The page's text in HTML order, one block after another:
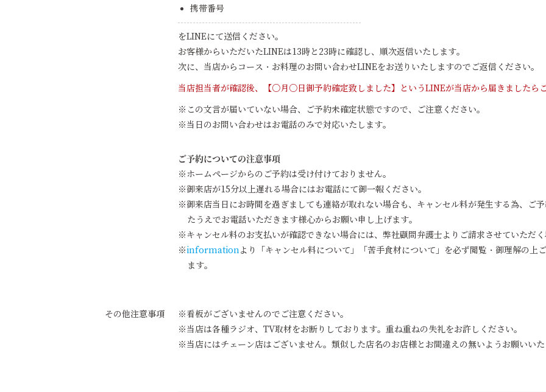
携帯番号
をLINEにて送信ください。
お客様からいただいたLINEは13時と23時に確認し、順次返信いたします。
次に、当店からコース・お料理のお問い合わせLINEをお送りいたしますのでご返信ください。
当店担当者が確認後、【〇月〇日御予約確定致しました】というLINEが当店から届きましたら
この文言が届いていない場合、ご予約未確定状態ですので、ご注意ください。
当日のお問い合わせはお電話のみで対応いたします。
ご予約についての注意事項
ホームページからのご予約は受け付けておりません。
御来店が15分以上遅れる場合にはお電話にて御一報ください。
御来店当日にお時間を過ぎましても連絡が取れない場合も、キャンセル料が発生する為、ご
たうえでお電話いただきます様心からお願い申し上げます。
キャンセル料のお支払いが確認できない場合には、弊社顧問弁護士よりご請求させていただ
informationより「キャンセル料について」「苦手食材について」を必ず閲覧・御理解の上
ます。
その他注意事項
看板がございませんのでご注意ください。
当店は各種ラジオ、TV取材をお断りしております。重ね重ねの失礼をお許しください。
当店にはチェーン店はございません。類似した店名のお店様とお間違えの無いようお願いいた